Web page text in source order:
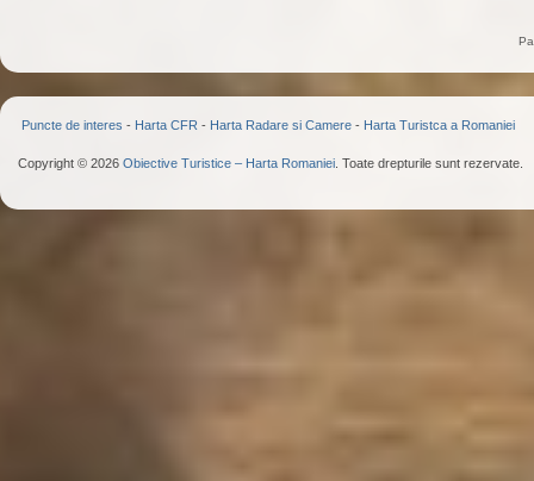
Puncte de interes - Harta CFR - Harta Radare si Camere - Harta Turistca a Romaniei
Copyright © 2026 Obiective Turistice – Harta Romaniei . Toate drepturile sunt rezervate.